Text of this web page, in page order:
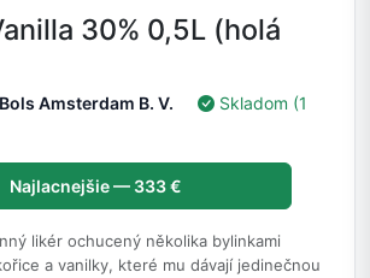
30% 0,5L (holá
Amsterdam B. V.
Skladom (1
Najlacnejšie — 333 €
likér ochucený několika bylinkami
a vanilky, které mu dávají jedinečnou